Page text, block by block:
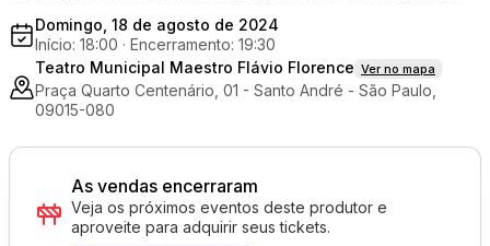
Domingo, 18 de agosto de 2024
Início: 18:00 · Encerramento: 19:30
Teatro Municipal Maestro Flávio Florence Ver no mapa
Praça Quarto Centenário, 01 - Santo André - São Paulo,
09015-080
As vendas encerraram
Veja os próximos eventos deste produtor e
aproveite para adquirir seus tickets.